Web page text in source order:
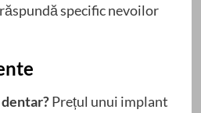
specific nevoilor
Prețul unui implant